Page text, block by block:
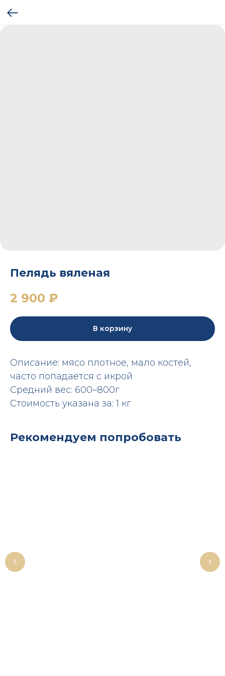
Пелядь вяленая
2 900 ₽
В корзину
Описание: мясо плотное, мало костей,
часто попадается с икрой
Средний вес: 600–800г
Стоимость указана за: 1 кг
Рекомендуем попробовать